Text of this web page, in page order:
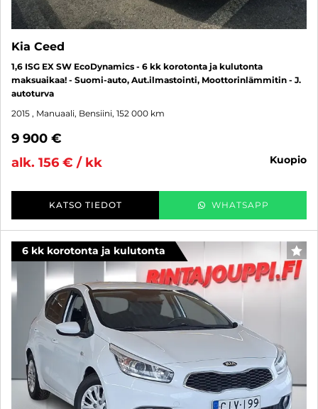
Kia Ceed
1,6 ISG EX SW EcoDynamics - 6 kk korotonta ja kulutonta
maksuaikaa! - Suomi-auto, Aut.ilmastointi, Moottorinlämmitin - J.
autoturva
2015 , Manuaali, Bensiini, 152 000 km
9 900 €
alk. 156 € / kk
kuopio
KATSO TIEDOT WHATSAPP
6 kk korotonta ja kulutonta